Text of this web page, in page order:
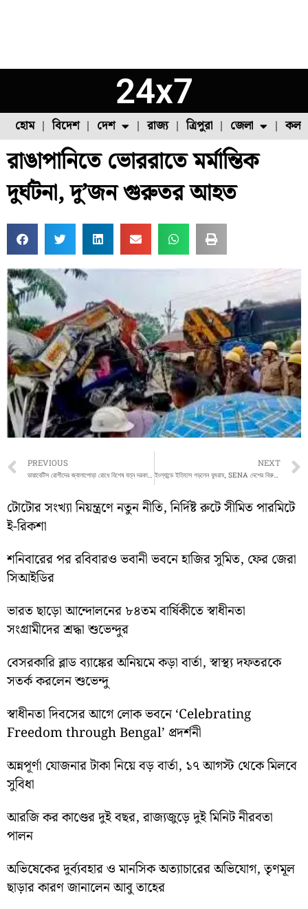
24x7
হোম বিদেশ দেশ
ফুল চাষ ফল চাষ মাছ চাষ
রাজ্য ত্রিপুরা জেলা
উত্তর ২৪ পরগনা
রাঙাপানিতে ভোররাতে মর্মান্তিক
দুর্ঘটনা, দু’জন গুরুতর আহত
Prev
PREVIOUS NEXT
ইংল্যান্ডে ইতিহাস গড়লেন বুমরাহ, SENA দেশের বিরুদ্ধে প্রথম এশিয়ান হিসেবে ১৫০ উইকেট
টোটোর সংখ্যা নিয়ন্ত্রণে নতুন নীতি, নির্দিষ্ট রুটে সীমিত পারমিটে
ই-রিকশা
শনিবারের পর রবিবারও ভবানী ভবনে হাজির সুমিত, ফের জেরা
সিআইডির
ভারত ছাড়ো আন্দোলনের ৮৪তম বার্ষিকীতে স্বাধীনতা
সংগ্রামীদের শ্রদ্ধা শুভেন্দুর
বেসরকারি ব্লাড ব্যাঙ্কের অনিয়মে কড়া বার্তা, স্বাস্থ্য দফতরকে
সতর্ক করলেন শুভেন্দু
স্বাধীনতা দিবসের আগে লোক ভবনে ‘Celebrating
Freedom through Bengal’ প্রদর্শনী
অন্নপূর্ণা যোজনার টাকা নিয়ে বড় বার্তা, ১৭ আগস্ট থেকে মিলবে
সুবিধা
আরজি কর কাণ্ডের দুই বছর, রাজ্যজুড়ে দুই মিনিট নীরবতা
পালন
অভিষেকের দুর্ব্যবহার ও মানসিক অত্যাচারের অভিযোগ, তৃণমূল
ছাড়ার কারণ জানালেন আবু তাহের